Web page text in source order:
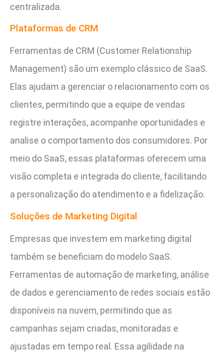
centralizada.
Plataformas de CRM
Ferramentas de CRM (Customer Relationship
Management) são um exemplo clássico de SaaS.
Elas ajudam a gerenciar o relacionamento com os
clientes, permitindo que a equipe de vendas
registre interações, acompanhe oportunidades e
analise o comportamento dos consumidores. Por
meio do SaaS, essas plataformas oferecem uma
visão completa e integrada do cliente, facilitando
a personalização do atendimento e a fidelização.
Soluções de Marketing Digital
Empresas que investem em marketing digital
também se beneficiam do modelo SaaS.
Ferramentas de automação de marketing, análise
de dados e gerenciamento de redes sociais estão
disponíveis na nuvem, permitindo que as
campanhas sejam criadas, monitoradas e
ajustadas em tempo real. Essa agilidade na